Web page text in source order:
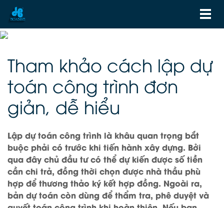
Tham khảo cách lập dự
toán công trình đơn
giản, dễ hiểu
Lập dự toán công trình là khâu quan trọng bắt
buộc phải có trước khi tiến hành xây dựng. Bởi
qua đây chủ đầu tư có thể dự kiến được số tiền
cần chi trả, đồng thời chọn được nhà thầu phù
hợp để thương thảo ký kết hợp đồng. Ngoài ra,
bản dự toán còn dùng để thẩm tra, phê duyệt và